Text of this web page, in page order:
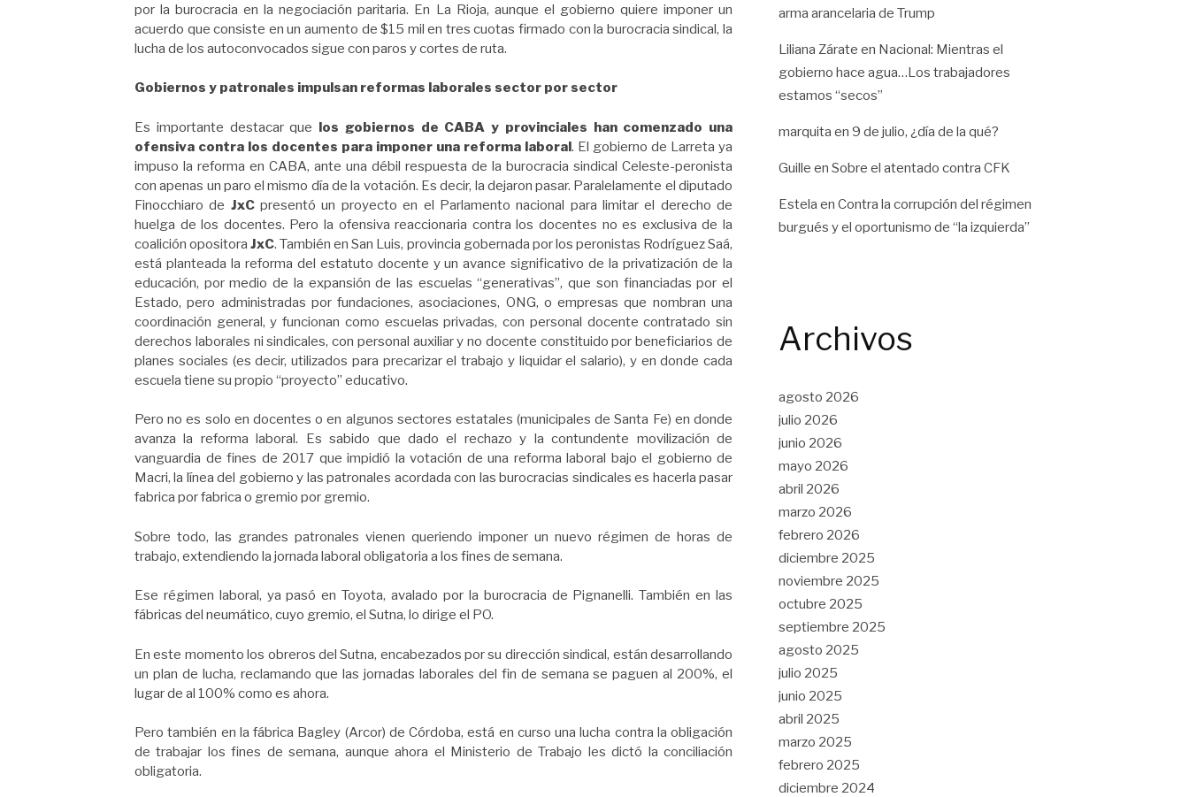
por la burocracia en la negociación paritaria. En La Rioja, aunque el gobierno quiere imponer un
acuerdo que consiste en un aumento de $15 mil en tres cuotas firmado con la burocracia sindical, la
lucha de los autoconvocados sigue con paros y cortes de ruta.
Gobiernos y patronales impulsan reformas laborales sector por sector
Es importante destacar que los gobiernos de CABA y provinciales han comenzado una
ofensiva contra los docentes para imponer una reforma laboral. El gobierno de Larreta ya
impuso la reforma en CABA, ante una débil respuesta de la burocracia sindical Celeste-peronista
con apenas un paro el mismo día de la votación. Es decir, la dejaron pasar. Paralelamente el diputado
Finocchiaro de JxCpresentó un proyecto en el Parlamento nacional para limitar el derecho de
huelga de los docentes. Pero la ofensiva reaccionaria contra los docentes no es exclusiva de la
coalición opositoraJxC. También en San Luis, provincia gobernada por los peronistas Rodríguez Saá,
está planteada la reforma del estatuto docente y un avance significativo de la privatización de la
educación, por medio de la expansión de las escuelas “generativas”, que son financiadas por el
Estado, pero administradas por fundaciones, asociaciones, ONG, o empresas que nombran una
coordinación general, y funcionan como escuelas privadas, con personal docente contratado sin
derechos laborales ni sindicales, con personal auxiliar y no docente constituido por beneficiarios de
planes sociales (es decir, utilizados para precarizar el trabajo y liquidar el salario), y en donde cada
escuela tiene su propio “proyecto” educativo.
Pero no es solo en docentes o en algunos sectores estatales (municipales de Santa Fe) en donde
avanza la reforma laboral. Es sabido que dado el rechazo y la contundente movilización de
vanguardia de fines de 2017 que impidió la votación de una reforma laboral bajo el gobierno de
Macri, la línea del gobierno y las patronales acordada con las burocracias sindicales es hacerla pasar
fabrica por fabrica o gremio por gremio.
Sobre todo, las grandes patronales vienen queriendo imponer un nuevo régimen de horas de
trabajo, extendiendo la jornada laboral obligatoria a los fines de semana.
Ese régimen laboral, ya pasó en Toyota, avalado por la burocracia de Pignanelli. También en las
fábricas del neumático, cuyo gremio, el Sutna, lo dirige el PO.
En este momento los obreros del Sutna, encabezados por su dirección sindical, están desarrollando
un plan de lucha, reclamando que las jornadas laborales del fin de semana se paguen al 200%, el
lugar de al 100% como es ahora.
Pero también en la fábrica Bagley (Arcor) de Córdoba, está en curso una lucha contra la obligación
de trabajar los fines de semana, aunque ahora el Ministerio de Trabajo les dictó la conciliación
obligatoria.
arma arancelaria de Trump
Liliana Zárate en Nacional: Mientras el
gobierno hace agua…Los trabajadores
estamos “secos”
marquita en 9 de julio, ¿día de la qué?
Guille en Sobre el atentado contra CFK
Estela en Contra la corrupción del régimen
burgués y el oportunismo de “la izquierda”
Archivos
agosto 2026
julio 2026
junio 2026
mayo 2026
abril 2026
marzo 2026
febrero 2026
diciembre 2025
noviembre 2025
octubre 2025
septiembre 2025
agosto 2025
julio 2025
junio 2025
abril 2025
marzo 2025
febrero 2025
diciembre 2024